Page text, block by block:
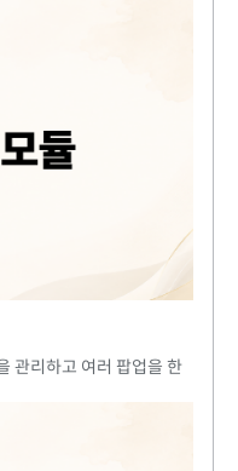
관리하고 여러 팝업을 한